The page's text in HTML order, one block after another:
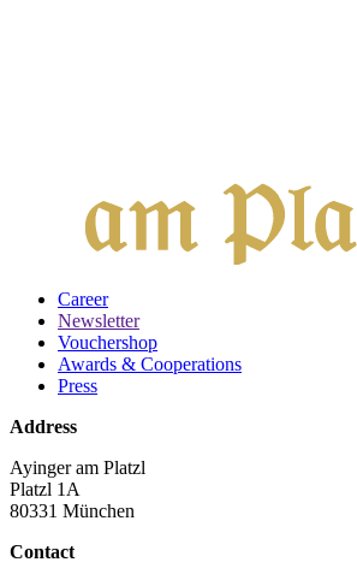
Career
Newsletter
Vouchershop
Awards & Cooperations
Press
Address
Ayinger am Platzl
Platzl 1A
80331 München
Contact